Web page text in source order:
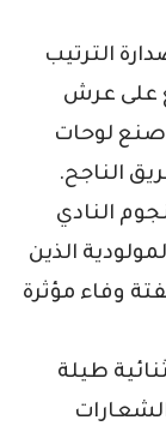
الترتيب
على عرش
لوحات
الناجح.
النادي
الذين
وفاء مؤثرة
طيلة